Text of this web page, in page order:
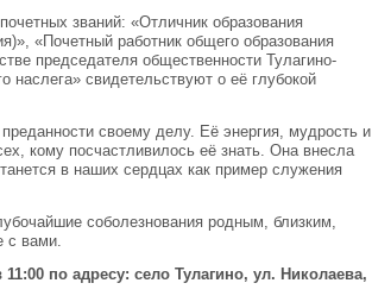
званий: «Отличник образования
«Почетный работник общего образования
председателя общественности Тулагино-
наслега» свидетельствуют о её глубокой
своему делу. Её энергия, мудрость и
кому посчастливилось её знать. Она внесла
в наших сердцах как пример служения
соболезнования родным, близким,
с вами.
11:00 по адресу: село Тулагино, ул. Николаева,